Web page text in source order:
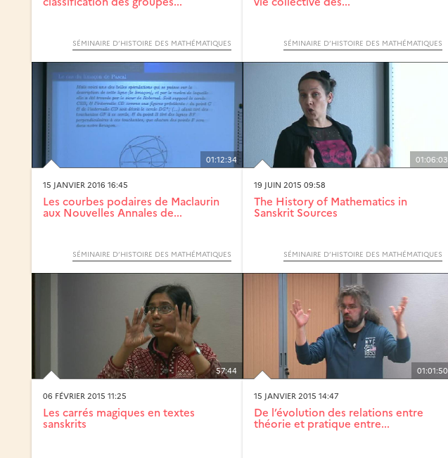
SÉMINAIRE D’HISTOIRE DES MATHÉMATIQUES SÉMINAIRE D’HISTOIRE DES MATHÉMATIQUES
01:12:34
15 JANVIER 2016 16:45
Les courbes podaires de Maclaurin
aux Nouvelles Annales de...
SÉMINAIRE D’HISTOIRE DES MATHÉMATIQUES
01:06:03
19 JUIN 2015 09:58
The History of Mathematics in
Sanskrit Sources
SÉMINAIRE D’HISTOIRE DES MATHÉMATIQUES
57:44
06 FÉVRIER 2015 11:25
Les carrés magiques en textes
sanskrits
01:01:50
15 JANVIER 2015 14:47
De l’évolution des relations entre
théorie et pratique entre...